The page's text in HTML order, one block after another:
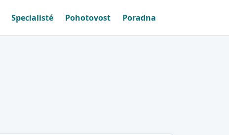
Specialisté Pohotovost Poradna